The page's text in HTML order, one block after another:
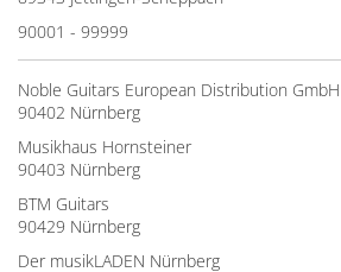
90001 - 99999
Noble Guitars European Distribution GmbH
90402 Nürnberg
Musikhaus Hornsteiner
90403 Nürnberg
BTM Guitars
90429 Nürnberg
Der musikLADEN Nürnberg